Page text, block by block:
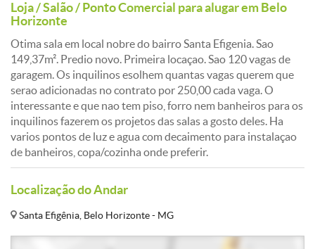
Loja / Salão / Ponto Comercial para alugar em Belo
Horizonte
Otima sala em local nobre do bairro Santa Efigenia. Sao
149,37m². Predio novo. Primeira locaçao. Sao 120 vagas de
garagem. Os inquilinos esolhem quantas vagas querem que
serao adicionadas no contrato por 250,00 cada vaga. O
interessante e que nao tem piso, forro nem banheiros para os
inquilinos fazerem os projetos das salas a gosto deles. Ha
varios pontos de luz e agua com decaimento para instalaçao
de banheiros, copa/cozinha onde preferir.
Localização do Andar
Santa Efigênia, Belo Horizonte - MG